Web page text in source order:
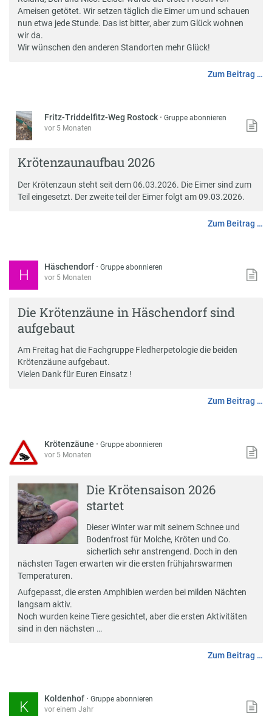
Ameisen getötet. Wir setzen täglich die Eimer um und schauen
nun etwa jede Stunde. Das ist bitter, aber zum Glück wohnen
wir da.
Wir wünschen den anderen Standorten mehr Glück!
Zum Beitrag …
Fritz-Triddelfitz-Weg Rostock ·Gruppe abonnieren
vor 5 Monaten
Krötenzaunaufbau 2026
Der Krötenzaun steht seit dem 06.03.2026. Die Eimer sind zum
Teil eingesetzt. Der zweite teil der Eimer folgt am 09.03.2026.
Zum Beitrag …
H Häschendorf ·Gruppe abonnieren
vor 5 Monaten
Die Krötenzäune in Häschendorf sind
aufgebaut
Am Freitag hat die Fachgruppe Fledherpetologie die beiden
Krötenzäune aufgebaut.
Vielen Dank für Euren Einsatz !
Zum Beitrag …
Krötenzäune ·Gruppe abonnieren
vor 5 Monaten
Die Krötensaison 2026
startet
Dieser Winter war mit seinem Schnee und
Bodenfrost für Molche, Kröten und Co.
sicherlich sehr anstrengend. Doch in den
nächsten Tagen erwarten wir die ersten frühjahrswarmen
Temperaturen.
Aufgepasst, die ersten Amphibien werden bei milden Nächten
langsam aktiv.
Noch wurden keine Tiere gesichtet, aber die ersten Aktivitäten
sind in den nächsten …
Zum Beitrag …
K Koldenhof ·Gruppe abonnieren
vor einem Jahr